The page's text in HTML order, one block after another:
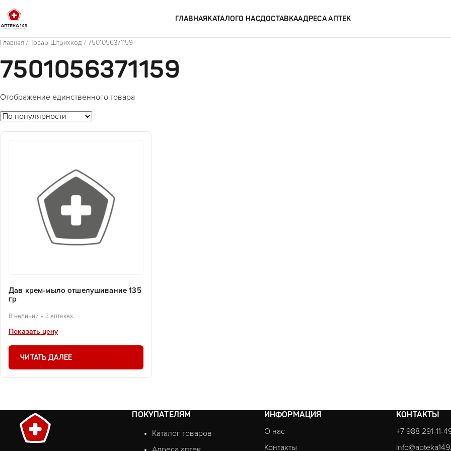
ГЛАВНАЯКАТАЛОГО НАСДОСТАВКААДРЕСА АПТЕК
Главная / Товар Штрихкод / 7501056371159
7501056371159
Отображение единственного товара
Дав крем-мыло отшелушивание 135
гр
В наличии в 3 аптеках
Показать цену
ЧИТАТЬ ДАЛЕЕ
ПОКУПАТЕЛЯМ
Каталог товаров
Адреса аптек
ИНФОРМАЦИЯ
О нас
Контакты
КОНТАКТЫ
+7 988 291-11-